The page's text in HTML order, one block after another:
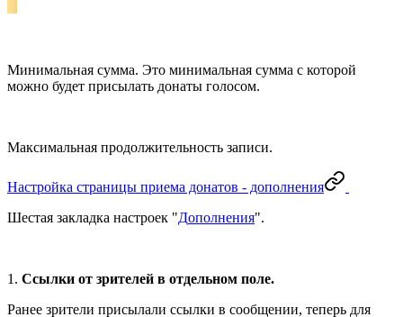
Минимальная сумма. Это минимальная сумма с которой
можно будет присылать донаты голосом.
Максимальная продолжительность записи.
Настройка страницы приема донатов - дополнения
Шестая закладка настроек "Дополнения".
1. Ссылки от зрителей в отдельном поле.
Ранее зрители присылали ссылки в сообщении, теперь для